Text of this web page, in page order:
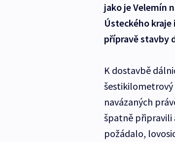
jako je Velemín
Ústeckého
přípravě stavby
K dostavbě
šestikilometrový
navázaných
špatně připravili
požádalo,